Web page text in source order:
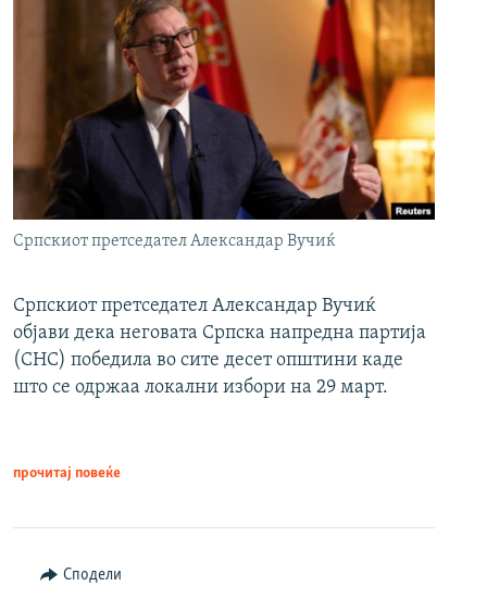
Српскиот претседател Александар Вучиќ
Српскиот претседател Александар Вучиќ
објави дека неговата Српска напредна партија
(СНС) победила во сите десет општини каде
што се одржаа локални избори на 29 март.
прочитај повеќе
Сподели